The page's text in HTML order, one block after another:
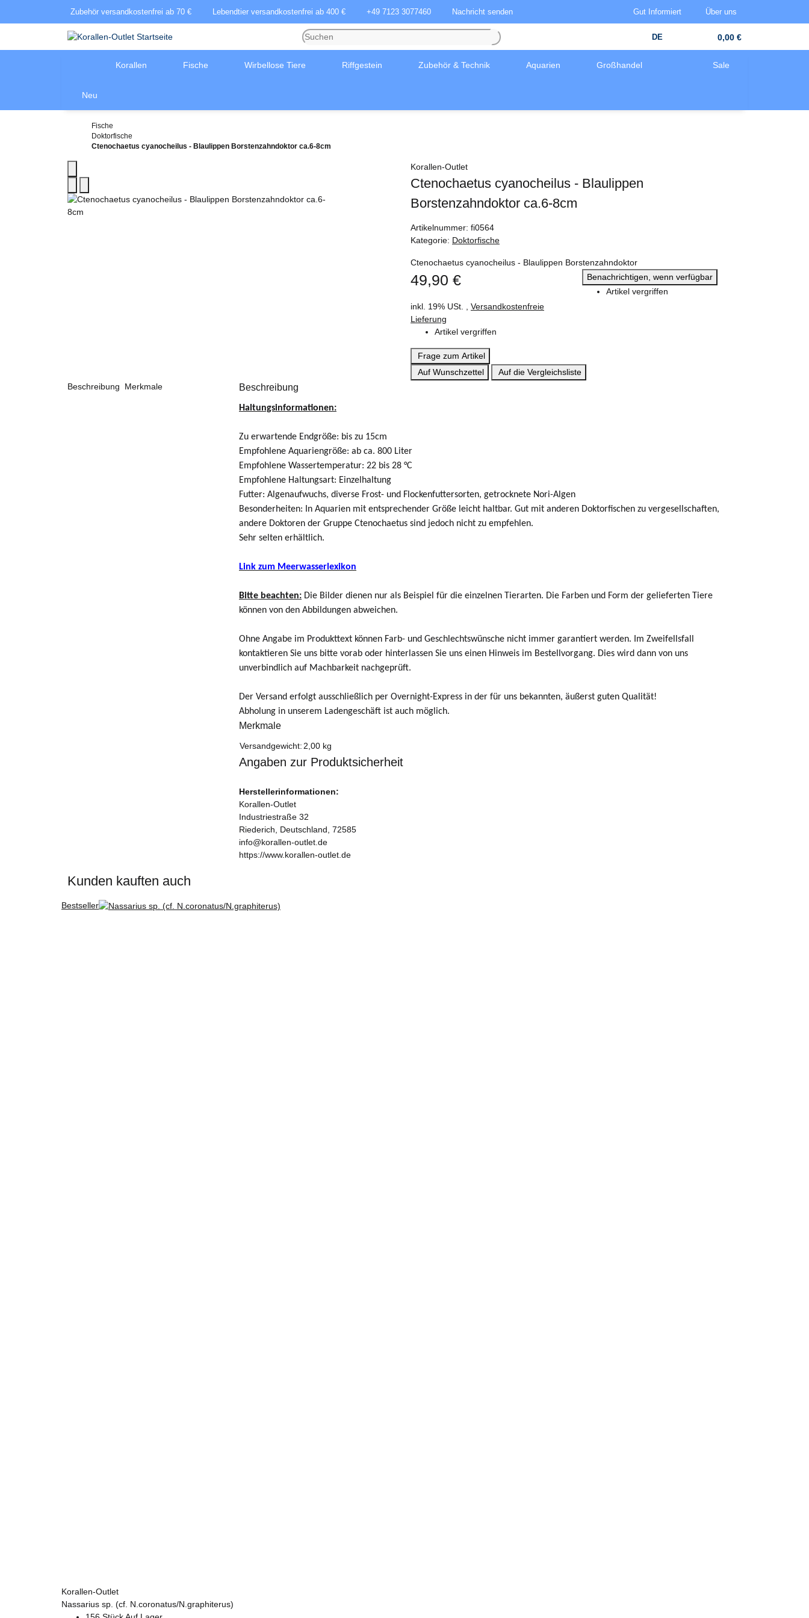
Zubehör versandkostenfrei ab 70 € Lebendtier versandkostenfrei ab 400 € +49 7123 3077460 Nachricht senden Gut Informiert Über uns
DE 0,00 €
Korallen Fische Wirbellose Tiere Riffgestein Zubehör & Technik Aquarien Großhandel Sale
Neu
Fische
Doktorfische
Ctenochaetus cyanocheilus - Blaulippen Borstenzahndoktor ca.6-8cm
Korallen-Outlet
Ctenochaetus cyanocheilus - Blaulippen
Borstenzahndoktor ca.6-8cm
Artikelnummer: fi0564
Kategorie: Doktorfische
Ctenochaetus cyanocheilus - Blaulippen Borstenzahndoktor
49,90 €
inkl. 19% USt. , Versandkostenfreie
Lieferung
Artikel vergriffen
Benachrichtigen, wenn verfügbar
Artikel vergriffen
Frage zum Artikel
Auf Wunschzettel
Auf die Vergleichsliste
Beschreibung
Merkmale Beschreibung
Haltungsinformationen:
Zu erwartende Endgröße: bis zu 15cm
Empfohlene Aquariengröße: ab ca. 800 Liter
Empfohlene Wassertemperatur: 22 bis 28 °C
Empfohlene Haltungsart: Einzelhaltung
Futter: Algenaufwuchs, diverse Frost- und Flockenfuttersorten, getrocknete Nori-Algen
Besonderheiten: In Aquarien mit entsprechender Größe leicht haltbar. Gut mit anderen Doktorfischen zu vergesellschaften,
andere Doktoren der Gruppe Ctenochaetus sind jedoch nicht zu empfehlen.
Sehr selten erhältlich.
Link zum Meerwasserlexikon
Bitte beachten: Die Bilder dienen nur als Beispiel für die einzelnen Tierarten. Die Farben und Form der gelieferten Tiere
können von den Abbildungen abweichen.
Ohne Angabe im Produkttext können Farb- und Geschlechtswünsche nicht immer garantiert werden. Im Zweifellsfall
kontaktieren Sie uns bitte vorab oder hinterlassen Sie uns einen Hinweis im Bestellvorgang. Dies wird dann von uns
unverbindlich auf Machbarkeit nachgeprüft.
Der Versand erfolgt ausschließlich per Overnight-Express in der für uns bekannten, äußerst guten Qualität!
Abholung in unserem Ladengeschäft ist auch möglich.
Merkmale
Produkteigenschaft
Wert
Versandgewicht:2,00 kg
Angaben zur Produktsicherheit
Herstellerinformationen:
Korallen-Outlet
Industriestraße 32
Riederich, Deutschland, 72585
info@korallen-outlet.de
https://www.korallen-outlet.de
Kunden kauften auch
Bestseller
Korallen-Outlet
Nassarius sp. (cf. N.coronatus/N.graphiterus)